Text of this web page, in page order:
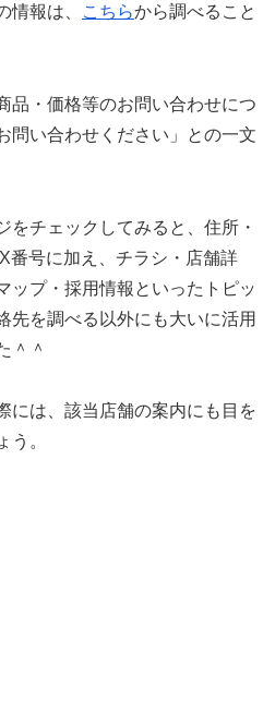
情報は、
こちらから調べること
品・価格等のお問い合わせにつ
問い合わせください」との一文
をチェックしてみると、住所・
番号に加え、チラシ・店舗詳
ップ・採用情報といったトピッ
先を調べる以外にも大いに活用
＾＾
には、該当店舗の案内にも目を
う。